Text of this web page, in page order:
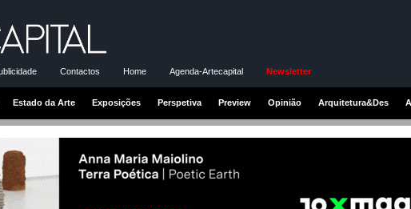
Contactos Home Agenda-Artecapital Newsletter
Estado da Arte Exposições Perspetiva Preview Opinião Arquitetura&Des